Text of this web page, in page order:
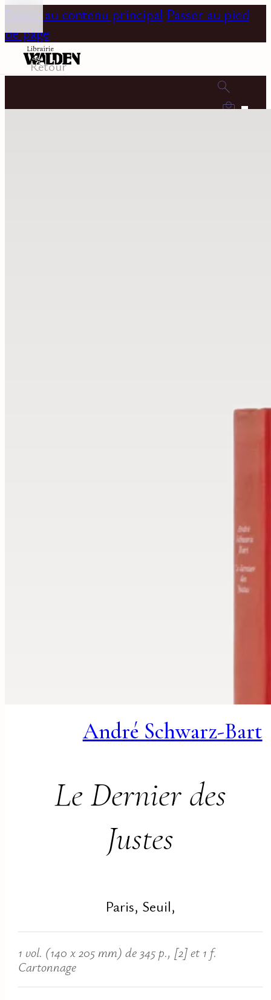
Passer au contenu principal Passer au pied
de page
0
André Schwarz-Bart
Le Dernier des
Justes
Paris, Seuil,
1 vol. (140 x 205 mm) de 345 p., [2] et 1 f.
Cartonnage
Retour